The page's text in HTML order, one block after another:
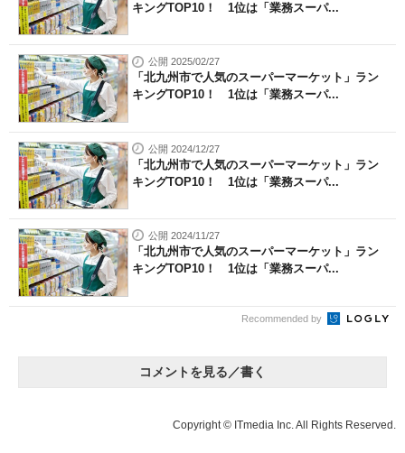
キングTOP10！ 1位は「業務スーパ...
公開 2025/02/27
「北九州市で人気のスーパーマーケット」ラン
キングTOP10！ 1位は「業務スーパ...
公開 2024/12/27
「北九州市で人気のスーパーマーケット」ラン
キングTOP10！ 1位は「業務スーパ...
公開 2024/11/27
「北九州市で人気のスーパーマーケット」ラン
キングTOP10！ 1位は「業務スーパ...
Recommended by
コメントを見る／書く
Copyright © ITmedia Inc. All Rights Reserved.